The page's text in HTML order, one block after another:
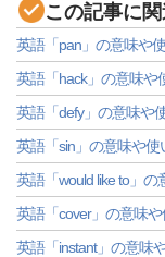
この記事に
英語「pan」の意味や
英語「hack」の意味や
英語「defy」の意味や
英語「sin」の意味や
英語「would like to」
英語「cover」の意味
英語「instant」の意味